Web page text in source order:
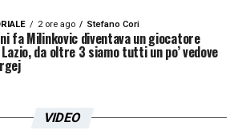
2 ore ago Stefano Cori
fa Milinkovic diventava un giocatore
da oltre 3 siamo tutti un po’ vedove
VIDEO